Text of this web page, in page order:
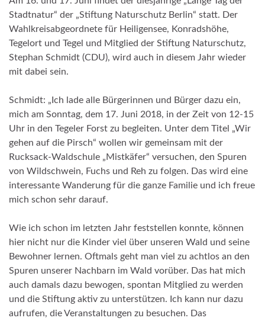
Stadtnatur“ der „Stiftung Naturschutz Berlin“ statt. Der
Wahlkreisabgeordnete für Heiligensee, Konradshöhe,
Tegelort und Tegel und Mitglied der Stiftung Naturschutz,
Stephan Schmidt (CDU), wird auch in diesem Jahr wieder
mit dabei sein.
Schmidt: „Ich lade alle Bürgerinnen und Bürger dazu ein,
mich am Sonntag, dem 17. Juni 2018, in der Zeit von 12-15
Uhr in den Tegeler Forst zu begleiten. Unter dem Titel „Wir
gehen auf die Pirsch“ wollen wir gemeinsam mit der
Rucksack-Waldschule „Mistkäfer“ versuchen, den Spuren
von Wildschwein, Fuchs und Reh zu folgen. Das wird eine
interessante Wanderung für die ganze Familie und ich freue
mich schon sehr darauf.
Wie ich schon im letzten Jahr feststellen konnte, können
hier nicht nur die Kinder viel über unseren Wald und seine
Bewohner lernen. Oftmals geht man viel zu achtlos an den
Spuren unserer Nachbarn im Wald vorüber. Das hat mich
auch damals dazu bewogen, spontan Mitglied zu werden
und die Stiftung aktiv zu unterstützen. Ich kann nur dazu
aufrufen, die Veranstaltungen zu besuchen. Das